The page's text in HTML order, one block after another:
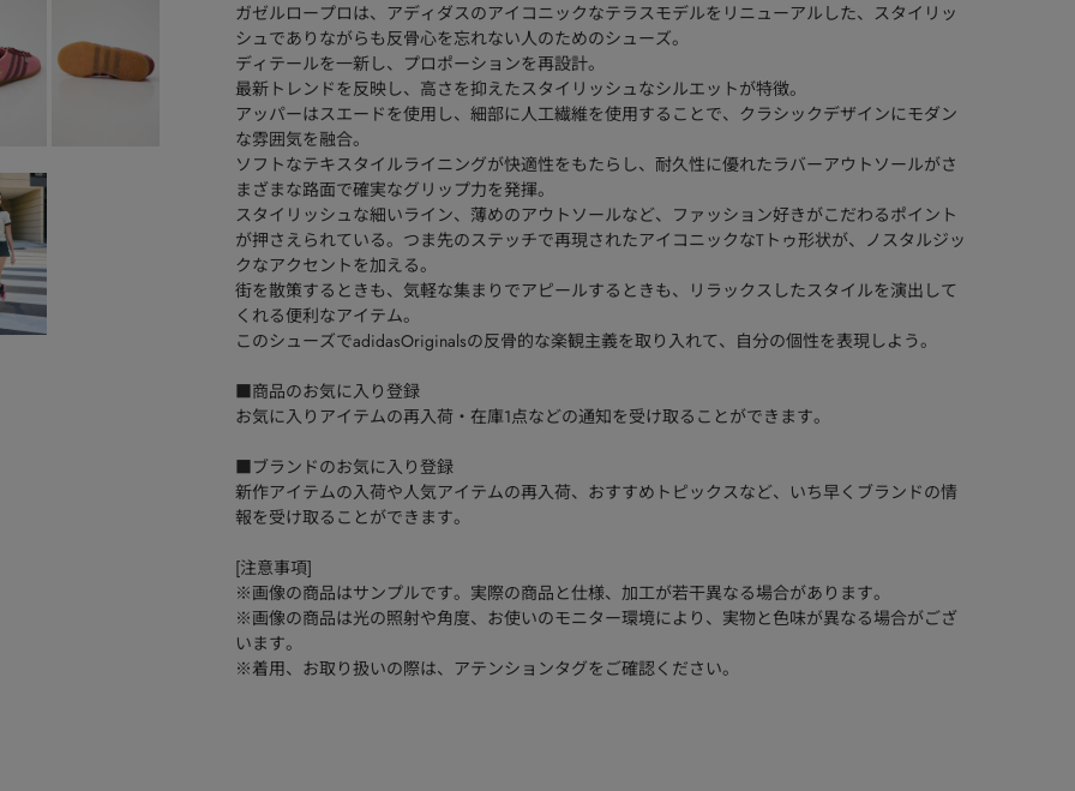
ガゼルロープロは、アディダスのアイコニックなテラスモデルをリニューアルした、スタイリッ
シュでありながらも反骨心を忘れない人のためのシューズ。
ディテールを一新し、プロポーションを再設計。
最新トレンドを反映し、高さを抑えたスタイリッシュなシルエットが特徴。
アッパーはスエードを使用し、細部に人工繊維を使用することで、クラシックデザインにモダン
な雰囲気を融合。
ソフトなテキスタイルライニングが快適性をもたらし、耐久性に優れたラバーアウトソールがさ
まざまな路面で確実なグリップ力を発揮。
スタイリッシュな細いライン、薄めのアウトソールなど、ファッション好きがこだわるポイント
が押さえられている。つま先のステッチで再現されたアイコニックなTトゥ形状が、ノスタルジッ
クなアクセントを加える。
街を散策するときも、気軽な集まりでアピールするときも、リラックスしたスタイルを演出して
くれる便利なアイテム。
このシューズでadidasOriginalsの反骨的な楽観主義を取り入れて、自分の個性を表現しよう。
■商品のお気に入り登録
お気に入りアイテムの再入荷・在庫1点などの通知を受け取ることができます。
■ブランドのお気に入り登録
新作アイテムの入荷や人気アイテムの再入荷、おすすめトピックスなど、いち早くブランドの情
報を受け取ることができます。
[注意事項]
※画像の商品はサンプルです。実際の商品と仕様、加工が若干異なる場合があります。
※画像の商品は光の照射や角度、お使いのモニター環境により、実物と色味が異なる場合がござ
います。
※着用、お取り扱いの際は、アテンションタグをご確認ください。